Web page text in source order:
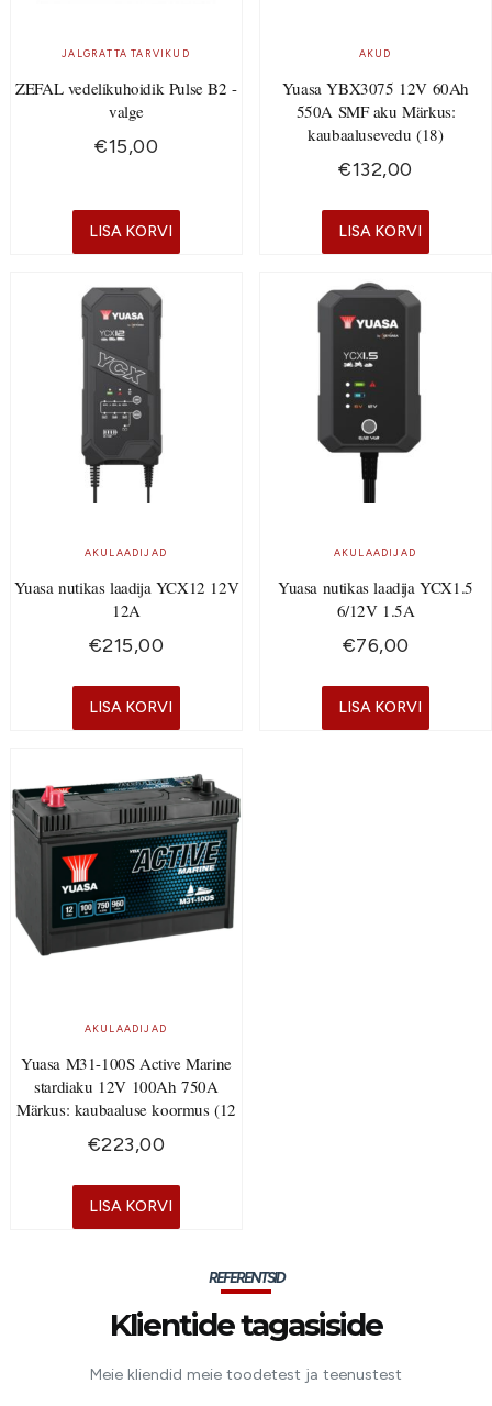
JALGRATTA TARVIKUD
ZEFAL vedelikuhoidik Pulse B2 -
valge
€15,00
LISA KORVI
AKUD
Yuasa YBX3075 12V 60Ah
550A SMF aku Märkus:
kaubaalusevedu (18)
€132,00
LISA KORVI
AKULAADIJAD
Yuasa nutikas laadija YCX12 12V
12A
€215,00
LISA KORVI
AKULAADIJAD
Yuasa nutikas laadija YCX1.5
6/12V 1.5A
€76,00
LISA KORVI
AKULAADIJAD
Yuasa M31-100S Active Marine
stardiaku 12V 100Ah 750A
Märkus: kaubaaluse koormus (12
€223,00
LISA KORVI
REFERENTSID
Klientide tagasiside
Meie kliendid meie toodetest ja teenustest